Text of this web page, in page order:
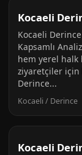
Kocaeli
Kocaeli
Kapsamlı
hem yerel halk
ziyaretçiler için
Derince...
Kocaeli / Derince
Kocaeli